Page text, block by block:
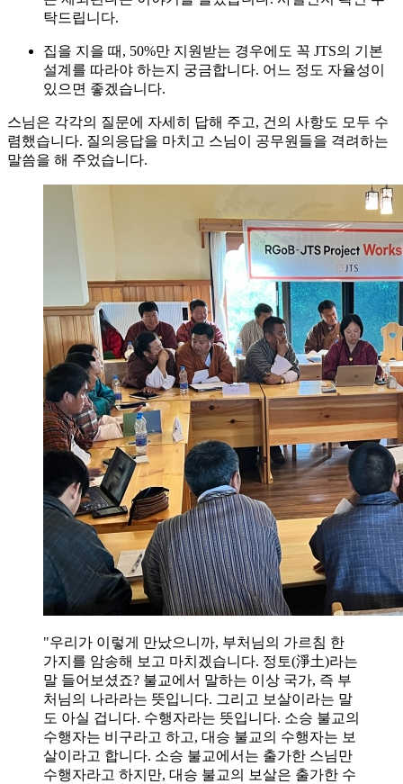
탁드립니다.
집을 지을 때, 50%만 지원받는 경우에도 꼭 JTS의 기본
설계를 따라야 하는지 궁금합니다. 어느 정도 자율성이
있으면 좋겠습니다.
스님은 각각의 질문에 자세히 답해 주고, 건의 사항도 모두 수
렴했습니다. 질의응답을 마치고 스님이 공무원들을 격려하는
말씀을 해 주었습니다.
"우리가 이렇게 만났으니까, 부처님의 가르침 한
가지를 암송해 보고 마치겠습니다. 정토(淨土)라는
말 들어보셨죠? 불교에서 말하는 이상 국가, 즉 부
처님의 나라라는 뜻입니다. 그리고 보살이라는 말
도 아실 겁니다. 수행자라는 뜻입니다. 소승 불교의
수행자는 비구라고 하고, 대승 불교의 수행자는 보
살이라고 합니다. 소승 불교에서는 출가한 스님만
수행자라고 하지만, 대승 불교의 보살은 출가한 수